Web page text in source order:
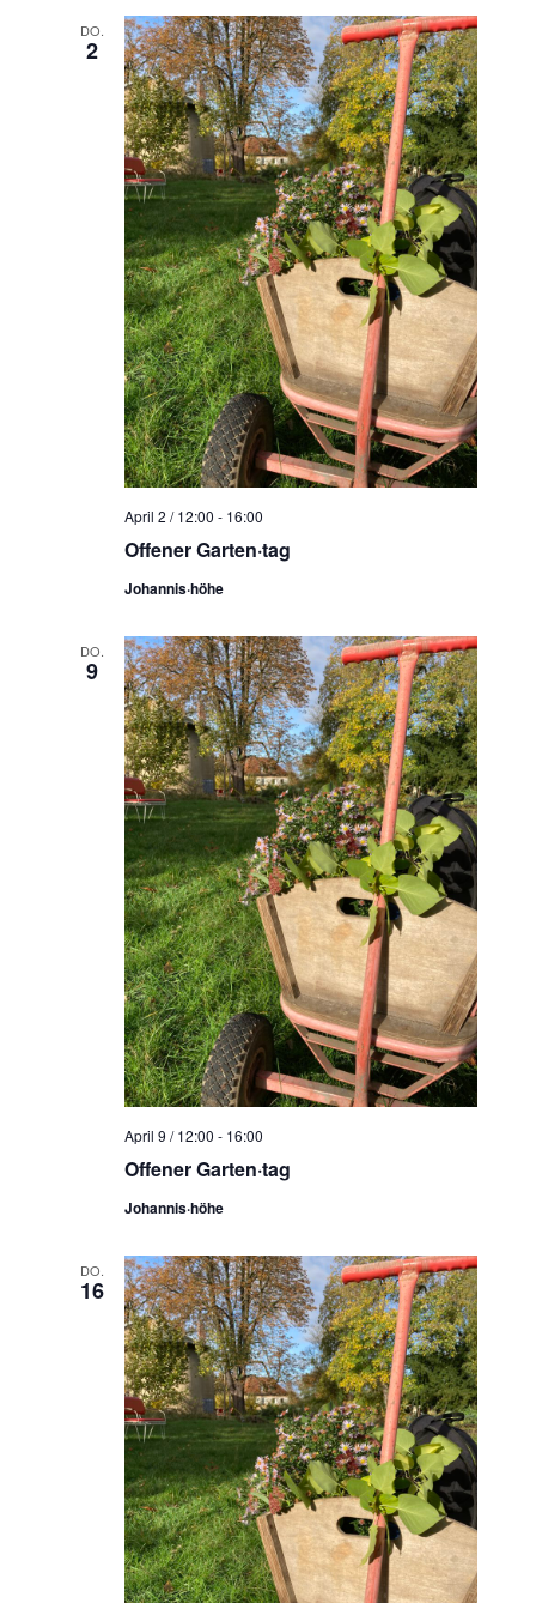
DO.
2
Offener Garten·tag
April 2 / 12:00 - 16:00
Johannis·höhe
DO.
9
Offener Garten·tag
April 9 / 12:00 - 16:00
Johannis·höhe
DO.
16